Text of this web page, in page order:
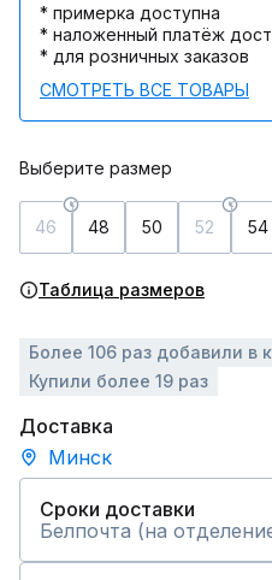
* примерка доступна
* наложенный платёж
* для розничных заказов
СМОТРЕТЬ ВСЕ ТОВАРЫ
Выберите размер
46 48 50 52 54
Таблица размеров
Более 106 раз добавили в
Купили более 19 раз
Доставка
Минск
Сроки доставки
Белпочта (на